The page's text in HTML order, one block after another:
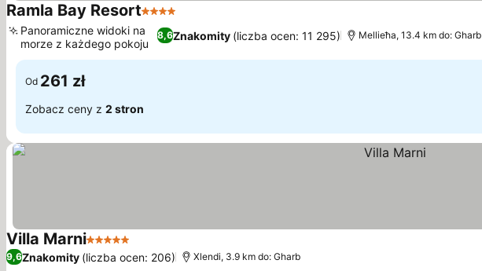
Ramla Bay Resort4 Kategoria
8,6Znakomity (liczba ocen: 11 295)
Panoramiczne widoki na
morze z każdego pokoju
Mellieħa, 13.4 km do: Gharb
Od 261 zł
Zobacz ceny z 2 stron
Villa Marni5 Kategoria
9,6Znakomity (liczba ocen: 206) Xlendi, 3.9 km do: Gharb